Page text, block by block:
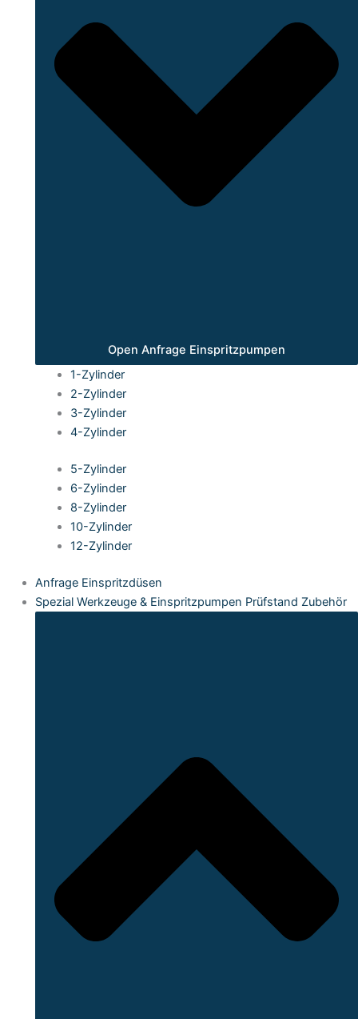
Open Anfrage Einspritzpumpen
1-Zylinder
2-Zylinder
3-Zylinder
4-Zylinder
5-Zylinder
6-Zylinder
8-Zylinder
10-Zylinder
12-Zylinder
Anfrage Einspritzdüsen
Spezial Werkzeuge & Einspritzpumpen Prüfstand Zubehör